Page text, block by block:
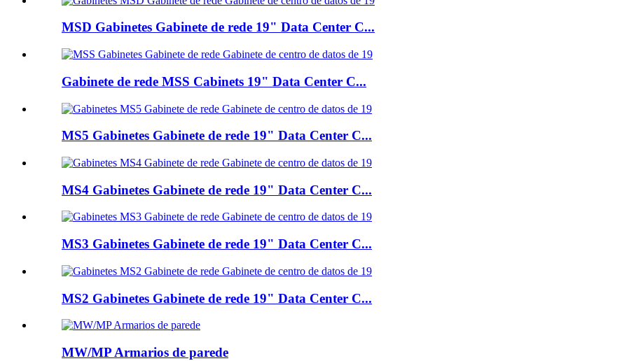
MSD Gabinetes Gabinete de rede 19" Data Center C...
Gabinete de rede MSS Cabinets 19" Data Center C...
MS5 Gabinetes Gabinete de rede 19" Data Center C...
MS4 Gabinetes Gabinete de rede 19" Data Center C...
MS3 Gabinetes Gabinete de rede 19" Data Center C...
MS2 Gabinetes Gabinete de rede 19" Data Center C...
MW/MP Armarios de parede